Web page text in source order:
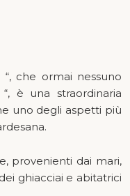
che ormai nessuno
è una straordinaria
uno degli aspetti più
provenienti dai mari,
ghiacciai e abitatrici